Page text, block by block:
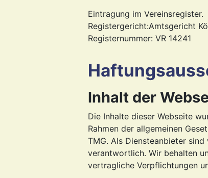
Eintragung im Vereinsregister.
Registergericht:Amtsgericht
Registernummer: VR 14241
Inhalt der
Die Inhalte dieser Webseite
Rahmen der allgemeinen
TMG. Als Diensteanbieter
verantwortlich. Wir behalten
vertragliche Verpflichtungen